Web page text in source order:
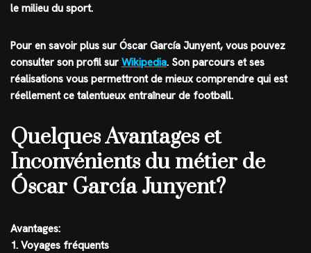
le milieu du sport.
Pour en savoir plus sur Óscar García Junyent, vous pouvez
consulter son profil sur Wikipedia. Son parcours et ses
réalisations vous permettront de mieux comprendre qui est
réellement ce talentueux entraîneur de football.
Quelques Avantages et
Inconvénients du métier de
Óscar García Junyent?
Avantages:
1. Voyages fréquents